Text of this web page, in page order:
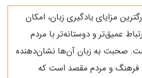
مزایای یادگیری زبان، امکان
عمیق‌تر و دوستانه‌تر با مردم
صحبت به زبان آن‌ها نشان‌دهنده
فرهنگ و مردم مقصد است که